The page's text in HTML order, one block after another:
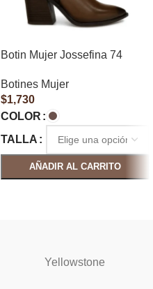
Botin Mujer Jossefina 74
Botines Mujer
$1,730
COLOR
TALLA
AÑADIR AL CARRITO
Yellowstone